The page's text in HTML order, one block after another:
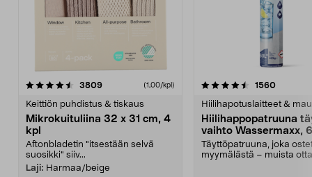
3809arvostelut (1,00/kpl)
Keittiön puhdistus & tiskaus
Mikrokuituliina 32 x 31 cm, 4
kpl
Aftonbladetin "itsestään selvä
suosikki" siiv...
Laji: Harmaa/beige
4.5viidestä
1560
Hiilihapotuslaitteet &
Hiilihappopatruuna
vaihto Wassermaxx,
Täyttöpatruuna, joka
myymälästä – muista
4.5viidestä